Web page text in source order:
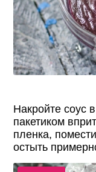
Накройте соус
пакетиком
пленка,
остыть